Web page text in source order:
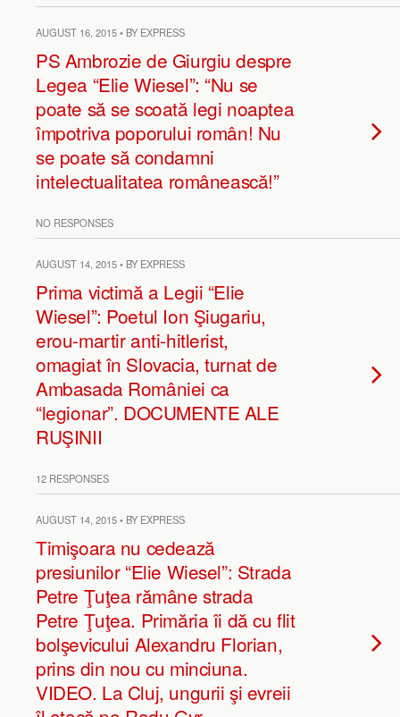
AUGUST 16, 2015 • BY EXPRESS
PS Ambrozie de Giurgiu despre
Legea “Elie Wiesel”: “Nu se
poate să se scoată legi noaptea
împotriva poporului român! Nu
se poate să condamni
intelectualitatea românească!”
NO RESPONSES
AUGUST 14, 2015 • BY EXPRESS
Prima victimă a Legii “Elie
Wiesel”: Poetul Ion Şiugariu,
erou-martir anti-hitlerist,
omagiat în Slovacia, turnat de
Ambasada României ca
“legionar”. DOCUMENTE ALE
RUŞINII
12 RESPONSES
AUGUST 14, 2015 • BY EXPRESS
Timişoara nu cedează
presiunilor “Elie Wiesel”: Strada
Petre Ţuţea rămâne strada
Petre Ţuţea. Primăria îi dă cu flit
bolşevicului Alexandru Florian,
prins din nou cu minciuna.
VIDEO. La Cluj, ungurii şi evreii